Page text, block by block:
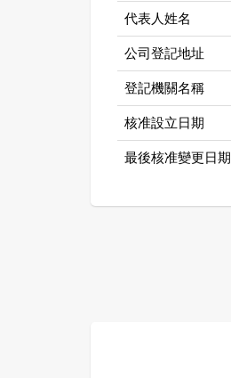
代表人姓名
公司登記地址
登記機關名稱
核准設立日期
最後核准變更日期